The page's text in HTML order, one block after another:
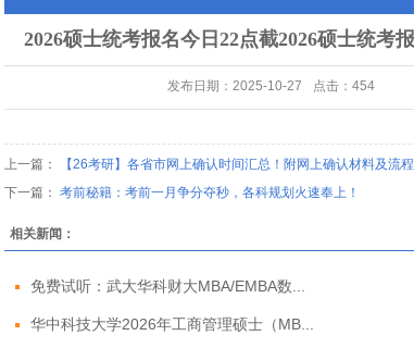
2026硕士统考报名今日22点截2026硕士统考
发布日期： 2025-10-27 点击： 454
上一篇：
【26考研】各省市网上确认时间汇总！附网上确认材料及流程
下一篇： 考前秘籍：考前一月争分夺秒，各科规划火速奉上！
相关新闻：
免费试听：武大华科财大MBA/EMBA数...
华中科技大学2026年工商管理硕士（MB...